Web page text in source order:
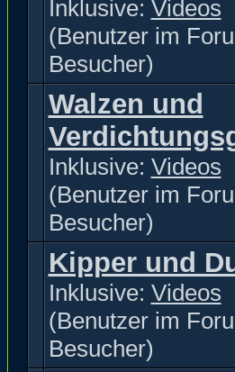
Inklusive: Videos
(Benutzer im
Besucher)
Walzen und
Inklusive: Videos
(Benutzer im
Besucher)
Kipper und
Inklusive: Videos
(Benutzer im
Besucher)